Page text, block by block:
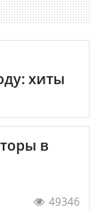
хиты
в
49346